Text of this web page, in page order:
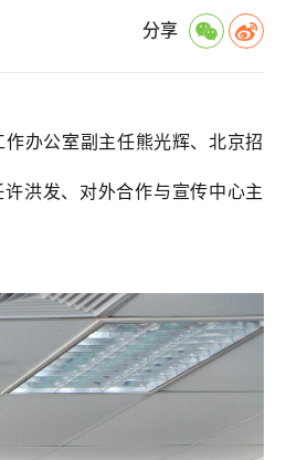
分享
办公室副主任熊光辉、北京招
洪发、对外合作与宣传中心主